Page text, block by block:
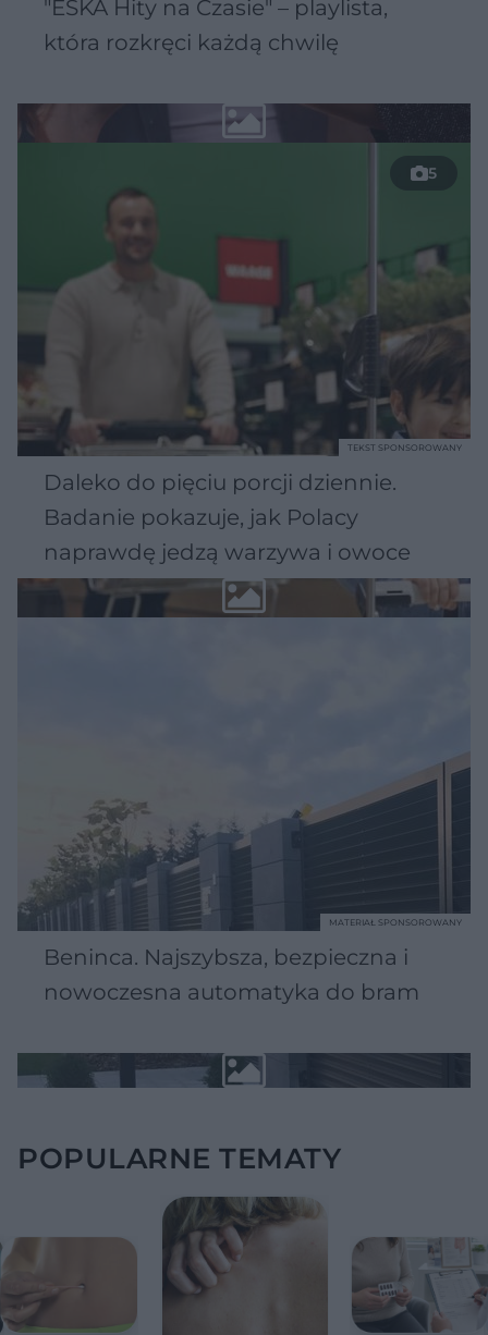
"ESKA Hity na Czasie" – playlista,
która rozkręci każdą chwilę
5
Daleko do pięciu porcji dziennie.
Badanie pokazuje, jak Polacy
naprawdę jedzą warzywa i owoce
TEKST SPONSOROWANY
Beninca. Najszybsza, bezpieczna i
nowoczesna automatyka do bram
MATERIAŁ SPONSOROWANY
POPULARNE TEMATY